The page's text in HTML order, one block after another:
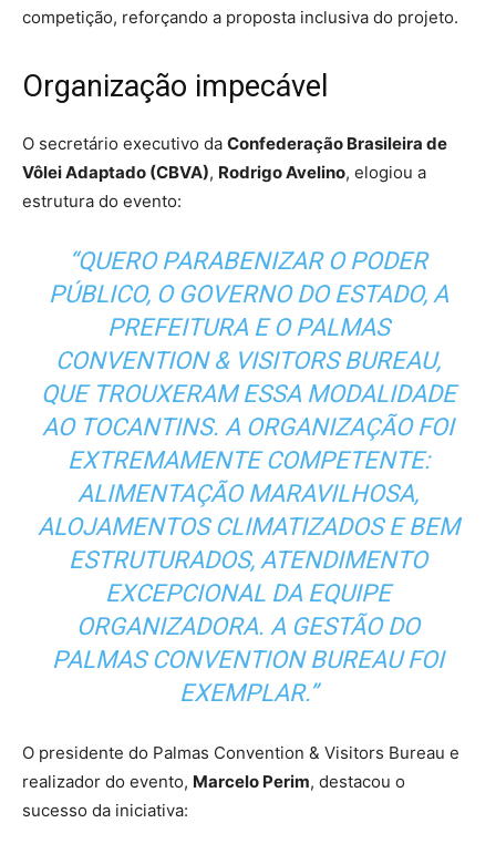
competição, reforçando a proposta inclusiva do projeto.
Organização impecável
O secretário executivo da Confederação Brasileira de
Vôlei Adaptado (CBVA), Rodrigo Avelino, elogiou a
estrutura do evento:
“QUERO PARABENIZAR O PODER
PÚBLICO, O GOVERNO DO ESTADO, A
PREFEITURA E O PALMAS
CONVENTION & VISITORS BUREAU,
QUE TROUXERAM ESSA MODALIDADE
AO TOCANTINS. A ORGANIZAÇÃO FOI
EXTREMAMENTE COMPETENTE:
ALIMENTAÇÃO MARAVILHOSA,
ALOJAMENTOS CLIMATIZADOS E BEM
ESTRUTURADOS, ATENDIMENTO
EXCEPCIONAL DA EQUIPE
ORGANIZADORA. A GESTÃO DO
PALMAS CONVENTION BUREAU FOI
EXEMPLAR.”
O presidente do Palmas Convention & Visitors Bureau e
realizador do evento, Marcelo Perim, destacou o
sucesso da iniciativa: